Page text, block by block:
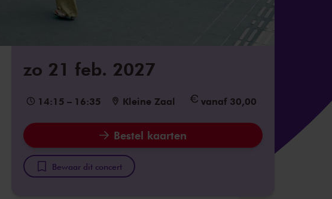
zo 21 feb. 2027
14:15 – 16:35 Kleine Zaal vanaf 30,00
Bestel kaarten
Bewaar dit concert